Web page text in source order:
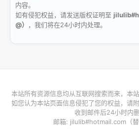
内容。
如有侵犯权益，请发送版权证明至
@）
，我们将在24小时内处理。
本站所有资源信息均从互联网搜索而来，本
如您认为本站页面信息侵犯了您的权益，请
收到邮件后24小时内
邮箱: jilulib#hotmail.com（替